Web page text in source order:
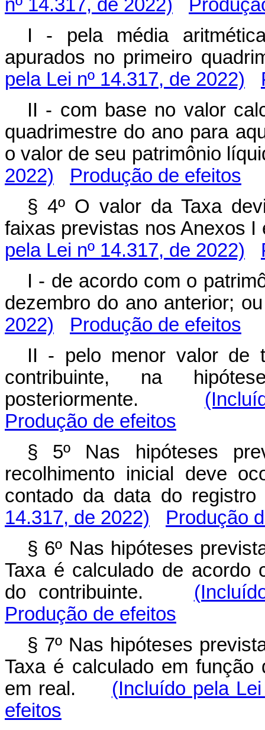
nº 14.317, de 2022)
I - pela média
apurados no primeiro
pela Lei nº 14.317, de 2022)
II - com base no valor
quadrimestre do ano para
o valor de seu patrimônio
2022)
Produção de efeitos
§ 4º O valor da Taxa
faixas previstas nos
pela Lei nº 14.317, de 2022)
I - de acordo com o
dezembro do ano
2022)
Produção de efeitos
II - pelo menor valor de
contribuinte, na
posteriormente.
Produção de efeitos
§ 5º Nas hipóteses
recolhimento inicial deve
contado da data do
14.317, de 2022)
Produção
§ 6º Nas hipóteses
Taxa é calculado de acordo
do contribuinte.
Produção de efeitos
§ 7º Nas hipóteses
Taxa é calculado em
em real. (Incluído pela
efeitos